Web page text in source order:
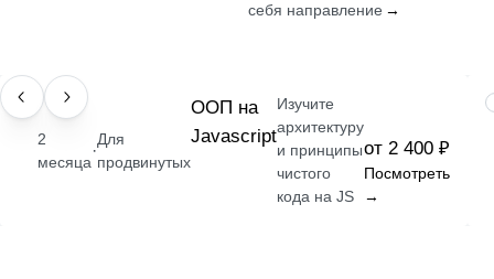
себя направление →
НАВЫК
2
месяца
·
Для
продвинутых
ООП на
Javascript
Изучите
архитектуру
и принципы
чистого
кода на JS
от 2 400 ₽
Посмотреть
→